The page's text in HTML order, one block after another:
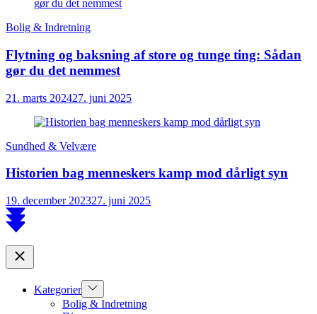
Bolig & Indretning
Flytning og baksning af store og tunge ting: Sådan
gør du det nemmest
21. marts 202427. juni 2025
Sundhed & Velvære
Historien bag menneskers kamp mod dårligt syn
19. december 202327. juni 2025
Scroll
to
Close
Kategorier Show
sub
menu
Bolig & Indretning